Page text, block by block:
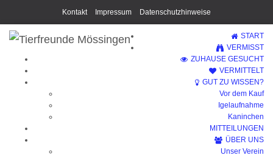
Kontakt Impressum Datenschutzhinweise
START
VERMISST
ZUHAUSE GESUCHT
VERMITTELT
GUT ZU WISSEN?
Vor dem Kauf
Igelaufnahme
Kaninchen
MITTEILUNGEN
ÜBER UNS
Unser Verein